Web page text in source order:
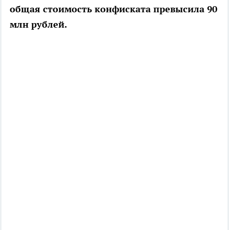
общая стоимость конфиската превысила 90
млн рублей.